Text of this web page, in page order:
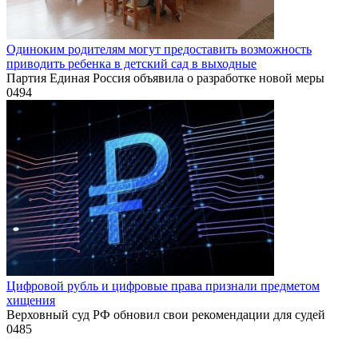
Одиноким родителям могут предоставить возможность
приводить ребенка в детский сад в выходные
Партия Единая Россия объявила о разработке новой меры
0494
Цифровой рубль и цифровые права признали предметом
хищения
Верховный суд РФ обновил свои рекомендации для судей
0485